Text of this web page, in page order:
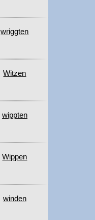
wriggten
Witzen
wippten
Wippen
winden